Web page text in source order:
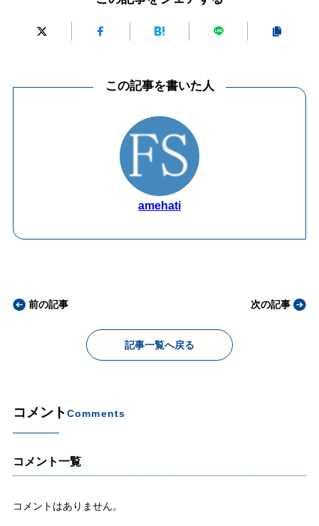
この記事を書いた人
amehati
前の記事
記事一覧へ戻る
次の記事
コメントComments
コメント一覧
コメントはありません。